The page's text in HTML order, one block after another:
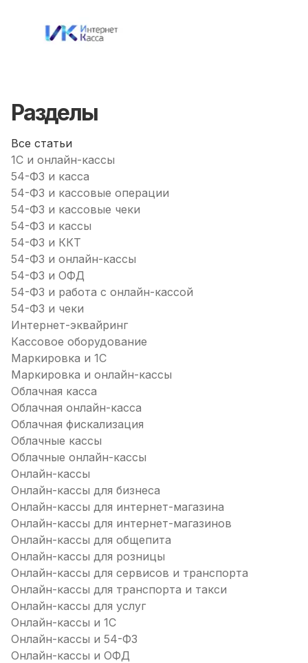
Разделы
Все статьи
1С и онлайн-кассы
54-ФЗ и касса
54-ФЗ и кассовые операции
54-ФЗ и кассовые чеки
54-ФЗ и кассы
54-ФЗ и ККТ
54-ФЗ и онлайн-кассы
54-ФЗ и ОФД
54-ФЗ и работа с онлайн-кассой
54-ФЗ и чеки
Интернет-эквайринг
Кассовое оборудование
Маркировка и 1С
Маркировка и онлайн-кассы
Облачная касса
Облачная онлайн-касса
Облачная фискализация
Облачные кассы
Облачные онлайн-кассы
Онлайн-кассы
Онлайн-кассы для бизнеса
Онлайн-кассы для интернет-магазина
Онлайн-кассы для интернет-магазинов
Онлайн-кассы для общепита
Онлайн-кассы для розницы
Онлайн-кассы для сервисов и транспорта
Онлайн-кассы для транспорта и такси
Онлайн-кассы для услуг
Онлайн-кассы и 1С
Онлайн-кассы и 54-ФЗ
Онлайн-кассы и ОФД